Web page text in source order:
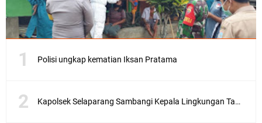
Polisi ungkap kematian Iksan Pratama
Kapolsek Selaparang Sambangi Kepala Lingkungan Taman Perkuat Sinergitas